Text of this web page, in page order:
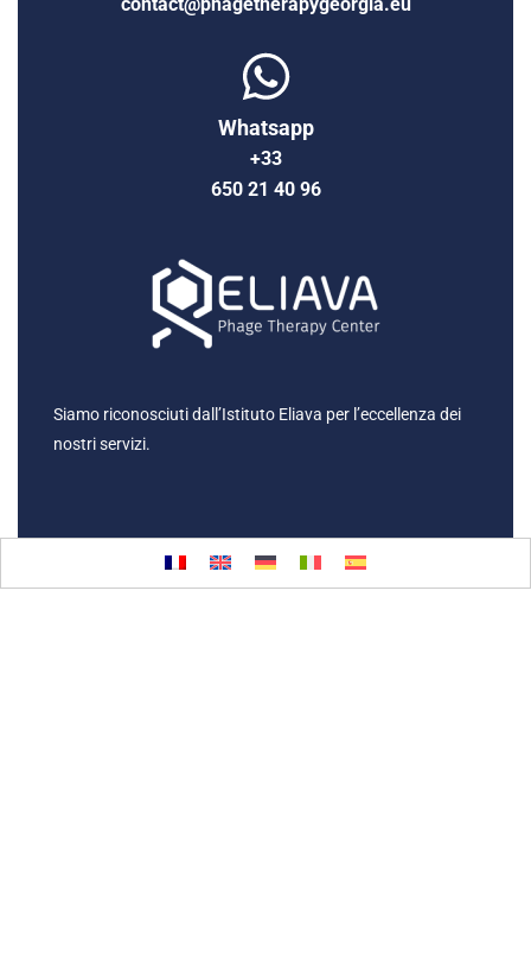
Whatsapp
+33
650 21 40 96
Siamo riconosciuti dall’Istituto Eliava per l’eccellenza dei
nostri servizi.